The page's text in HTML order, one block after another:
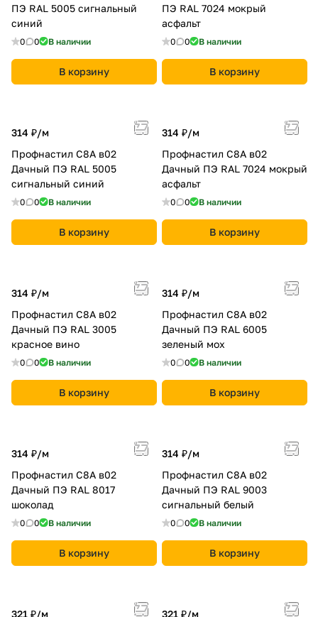
ПЭ RAL 5005 сигнальный
синий
0 0 В наличии
В корзину
ПЭ RAL 7024 мокрый
асфальт
0 0 В наличии
В корзину
314 ₽/м
Профнастил С8A в02
Дачный ПЭ RAL 5005
сигнальный синий
0 0 В наличии
В корзину
314 ₽/м
Профнастил С8A в02
Дачный ПЭ RAL 7024 мокрый
асфальт
0 0 В наличии
В корзину
314 ₽/м
Профнастил С8A в02
Дачный ПЭ RAL 3005
красное вино
0 0 В наличии
В корзину
314 ₽/м
Профнастил С8A в02
Дачный ПЭ RAL 6005
зеленый мох
0 0 В наличии
В корзину
314 ₽/м
Профнастил С8A в02
Дачный ПЭ RAL 8017
шоколад
0 0 В наличии
В корзину
314 ₽/м
Профнастил С8A в02
Дачный ПЭ RAL 9003
сигнальный белый
0 0 В наличии
В корзину
321 ₽/м
321 ₽/м